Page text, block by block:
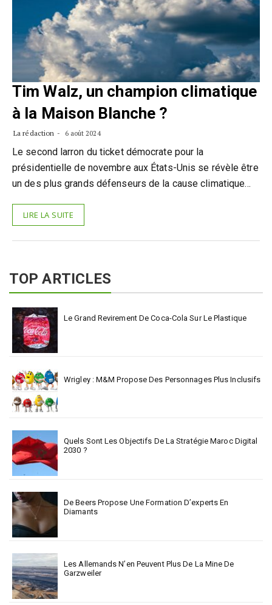
Tim Walz, un champion climatique
à la Maison Blanche ?
La rédaction 6 août 2024
Le second larron du ticket démocrate pour la
présidentielle de novembre aux États-Unis se révèle être
un des plus grands défenseurs de la cause climatique…
LIRE LA SUITE
TOP ARTICLES
Le Grand Revirement De Coca-Cola Sur Le Plastique
Wrigley : M&M Propose Des Personnages Plus Inclusifs
Quels Sont Les Objectifs De La Stratégie Maroc Digital
2030 ?
De Beers Propose Une Formation D’experts En
Diamants
Les Allemands N’en Peuvent Plus De La Mine De
Garzweiler